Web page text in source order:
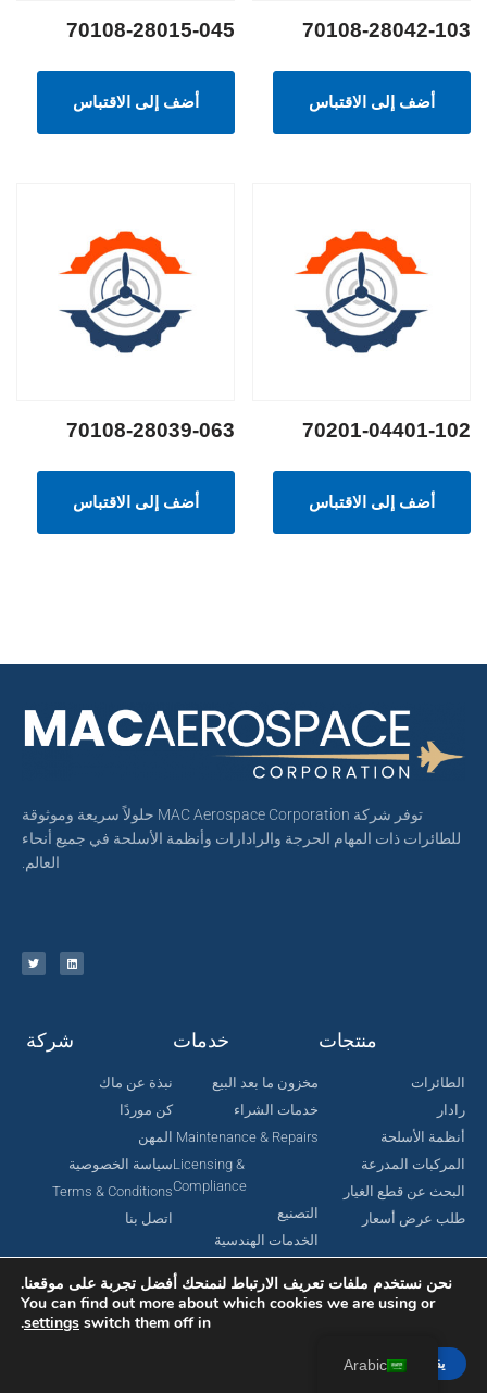
70108-28042-103
أضف إلى الاقتباس
70108-28015-045
أضف إلى الاقتباس
70201-04401-102
أضف إلى الاقتباس
70108-28039-063
أضف إلى الاقتباس
توفر شركة MAC Aerospace Corporation حلولاً سريعة وموثوقة
للطائرات ذات المهام الحرجة والرادارات وأنظمة الأسلحة في جميع أنحاء
العالم.
منتجات
الطائرات
رادار
أنظمة الأسلحة
المركبات المدرعة
البحث عن قطع الغيار
طلب عرض أسعار
خدمات
مخزون ما بعد البيع
خدمات الشراء
Maintenance & Repairs
Licensing &
Compliance
التصنيع
الخدمات الهندسية
شركة
نبذة عن ماك
كن موردًا
المهن
سياسة الخصوصية
Terms & Conditions
اتصل بنا
Arabic
نحن نستخدم ملفات تعريف الارتباط لنمنحك أفضل تجربة على موقعنا.
You can find out more about which cookies we are using or
switch them off in
settings
.
يقبل